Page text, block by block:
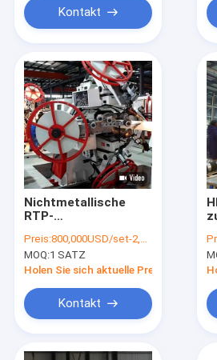
Haus
Produkte
Über uns
Qualitätskontrolle
treten Sie mit uns in Verbindung
Kontakt
Nichtmetallische
RTP-
Spoolable Oil Gas
Gathering
Preis:800,000USD/set-2,000,000USD/set
MOQ:1 SATZ
Holen Sie sich aktuelle Preis
Kontakt